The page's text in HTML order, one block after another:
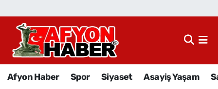
Afyon Haber Spor Siyaset Asayiş Yaşam
Afyon Haber